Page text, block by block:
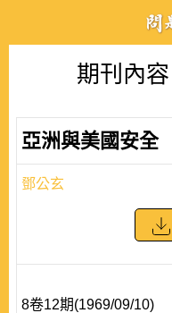
期刊內容
亞洲與美國安全
鄧公玄
8卷12期(1969/09/10)